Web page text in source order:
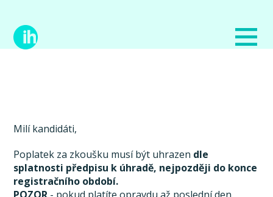
Milí kandidáti,
Poplatek za zkoušku musí být uhrazen dle
splatnosti předpisu k úhradě, nejpozději do konce
registračního období.